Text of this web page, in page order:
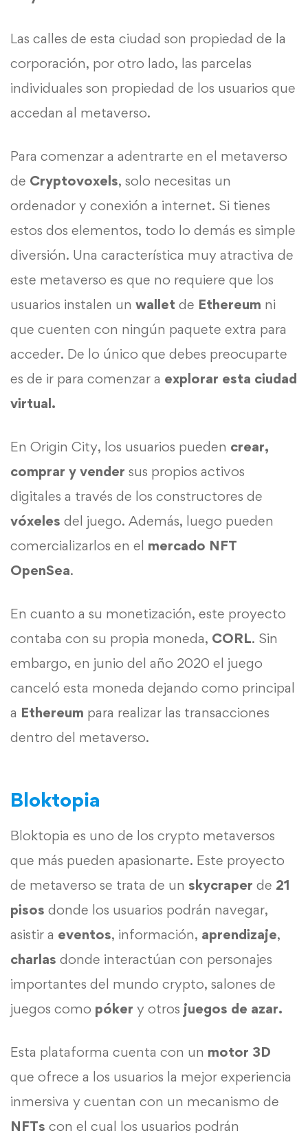
Las calles de esta ciudad son propiedad de la
corporación, por otro lado, las parcelas
individuales son propiedad de los usuarios que
accedan al metaverso.
Para comenzar a adentrarte en el metaverso
de Cryptovoxels, solo necesitas un
ordenador y conexión a internet. Si tienes
estos dos elementos, todo lo demás es simple
diversión. Una característica muy atractiva de
este metaverso es que no requiere que los
usuarios instalen un wallet de Ethereum ni
que cuenten con ningún paquete extra para
acceder. De lo único que debes preocuparte
es de ir para comenzar a explorar esta ciudad
virtual.
En Origin City, los usuarios pueden crear,
comprar y vender sus propios activos
digitales a través de los constructores de
vóxeles del juego. Además, luego pueden
comercializarlos en el mercado NFT
OpenSea.
En cuanto a su monetización, este proyecto
contaba con su propia moneda, CORL. Sin
embargo, en junio del año 2020 el juego
canceló esta moneda dejando como principal
a Ethereum para realizar las transacciones
dentro del metaverso.
Bloktopia
Bloktopia es uno de los crypto metaversos
que más pueden apasionarte. Este proyecto
de metaverso se trata de un skycraper de 21
pisos donde los usuarios podrán navegar,
asistir a eventos, información, aprendizaje,
charlas donde interactúan con personajes
importantes del mundo crypto, salones de
juegos como póker y otros juegos de azar.
Esta plataforma cuenta con un motor 3D
que ofrece a los usuarios la mejor experiencia
inmersiva y cuentan con un mecanismo de
NFTs con el cual los usuarios podrán